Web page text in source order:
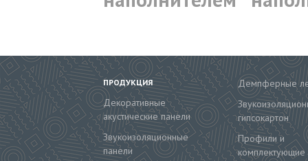
ПРОДУКЦИЯ
Декоративные
акустические панели
Звукоизоляционные
панели
Демпферные
гипсокартон
Профили и
комплектующие